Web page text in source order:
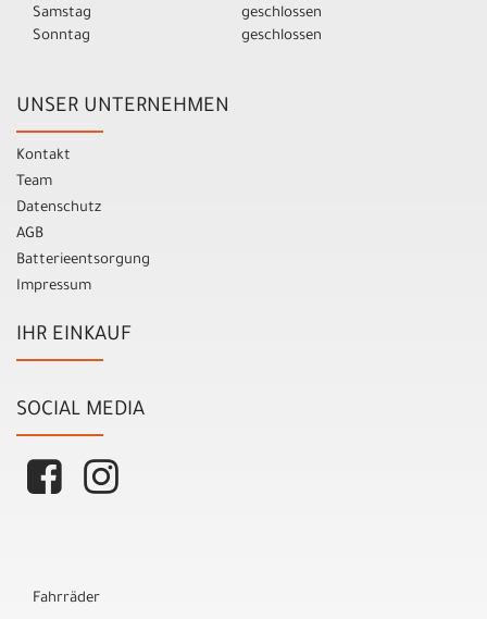
Samstag
geschlossen
Sonntag
geschlossen
UNSER UNTERNEHMEN
Kontakt
Team
Datenschutz
AGB
Batterieentsorgung
Impressum
IHR EINKAUF
SOCIAL MEDIA
Fahrräder